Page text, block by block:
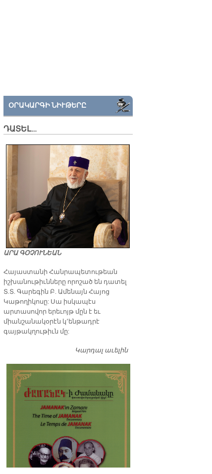
ՕՐԱԿԱՐԳԻ ՆԻՒԹԵՐԸ
ԴԱՏԵԼ…
ԱՐԱ ԳՕՉՈՒՆԵԱՆ
​Հայաստանի Հանրապետութեան
իշխանութիւնները որոշած են դատել
Տ.Տ. Գարեգին Բ. Ամենայն Հայոց
Կաթողիկոսը: Սա իսկապէս
արտասովոր երեւոյթ մըն է եւ
միանշանակօրէն կ՚ենթադրէ
գայթակղութիւն մը:
Կարդալ աւելինԴատել…